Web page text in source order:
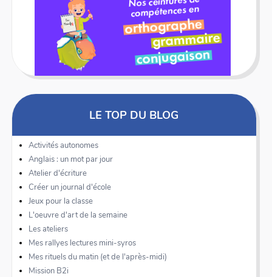
LE TOP DU BLOG
Activités autonomes
Anglais : un mot par jour
Atelier d'écriture
Créer un journal d'école
Jeux pour la classe
L'oeuvre d'art de la semaine
Les ateliers
Mes rallyes lectures mini-syros
Mes rituels du matin (et de l'après-midi)
Mission B2i